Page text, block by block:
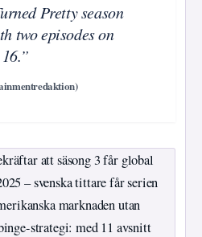
Pretty season
two episodes on
att säsong 3 får global
– svenska tittare får serien
marknaden utan
strategi: med 11 avsnitt